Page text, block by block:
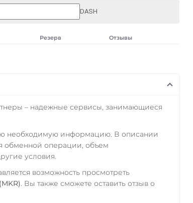
DASH
Резерв Отзывы
– надежные сервисы, занимающиеся
необходимую информацию. В описании
обменной операции, объем
условия.
возможность просмотреть
. Вы также сможете оставить отзыв о